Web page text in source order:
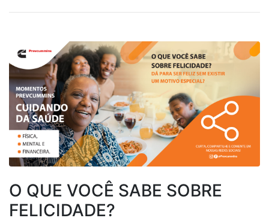
O QUE VOCÊ SABE SOBRE
FELICIDADE?